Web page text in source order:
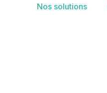
Nos solutions